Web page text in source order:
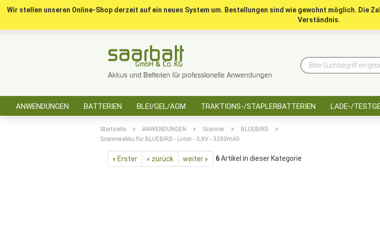
Wir stellen unseren Online-Shop derzeit auf ein neues System um. Bestellungen sind wie gewohnt möglich. Die
Verständnis.
ANWENDUNGEN BATTERIEN BLEI/GEL/AGM TRAKTIONS-/STAPLERBATTERIEN LADE-/
Startseite » ANWENDUNGEN » Scanner » BLUEBIRD »
Scannerakku für BLUEBIRD - Li-Ion - 3,8V - 3200mAh
« Erster « zurück weiter » 6Artikel in dieser Kategorie